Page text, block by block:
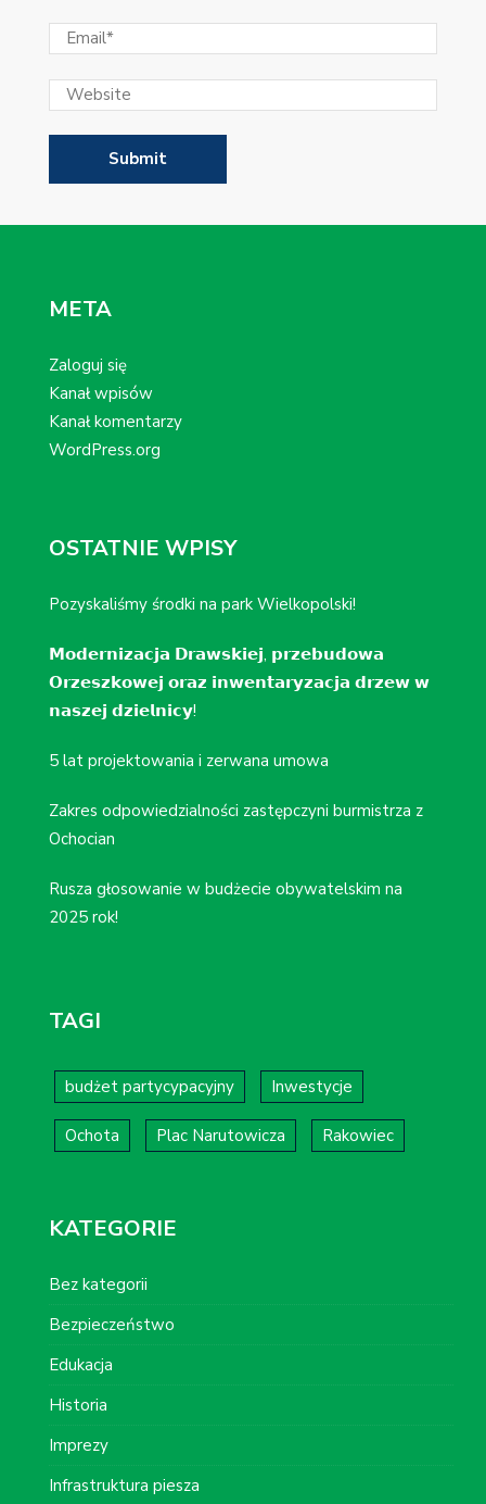
META
Zaloguj się
Kanał wpisów
Kanał komentarzy
WordPress.org
OSTATNIE WPISY
Pozyskaliśmy środki na park Wielkopolski!
𝗠𝗼𝗱𝗲𝗿𝗻𝗶𝘇𝗮𝗰𝗷𝗮 𝗗𝗿𝗮𝘄𝘀𝗸𝗶𝗲𝗷, 𝗽𝗿𝘇𝗲𝗯𝘂𝗱𝗼𝘄𝗮
𝗢𝗿𝘇𝗲𝘀𝘇𝗸𝗼𝘄𝗲𝗷 𝗼𝗿𝗮𝘇 𝗶𝗻𝘄𝗲𝗻𝘁𝗮𝗿𝘆𝘇𝗮𝗰𝗷𝗮 𝗱𝗿𝘇𝗲𝘄 𝘄
𝗻𝗮𝘀𝘇𝗲𝗷 𝗱𝘇𝗶𝗲𝗹𝗻𝗶𝗰𝘆!
5 lat projektowania i zerwana umowa
Zakres odpowiedzialności zastępczyni burmistrza z
Ochocian
Rusza głosowanie w budżecie obywatelskim na
2025 rok!
TAGI
budżet partycypacyjny Inwestycje
Ochota Plac Narutowicza Rakowiec
KATEGORIE
Bez kategorii
Bezpieczeństwo
Edukacja
Historia
Imprezy
Infrastruktura piesza